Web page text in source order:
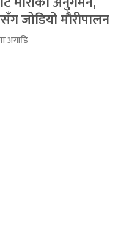
जोडियो मौरीपालन
अगाडि